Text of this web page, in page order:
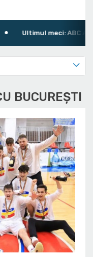
Ultimul meci: ABC
BUCUREŞTI